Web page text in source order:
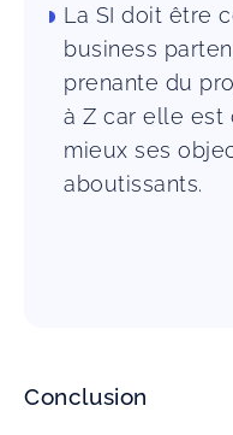
La SI doit être
business
prenante du
à Z car elle est
mieux ses
aboutissants.
Conclusion